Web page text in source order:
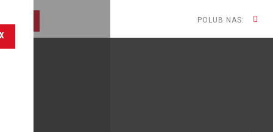
POLUB NAS: